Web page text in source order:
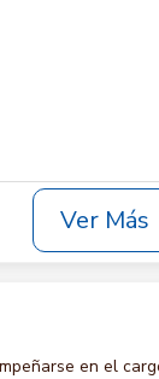
Ver Más
en el